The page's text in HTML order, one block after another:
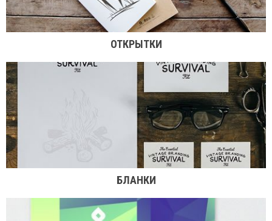
ОТКРЫТКИ
БЛАНКИ